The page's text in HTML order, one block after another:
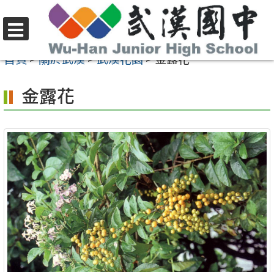
至
內
容
區
選
單
首頁>關於武漢>武漢花園>金露花
金露花